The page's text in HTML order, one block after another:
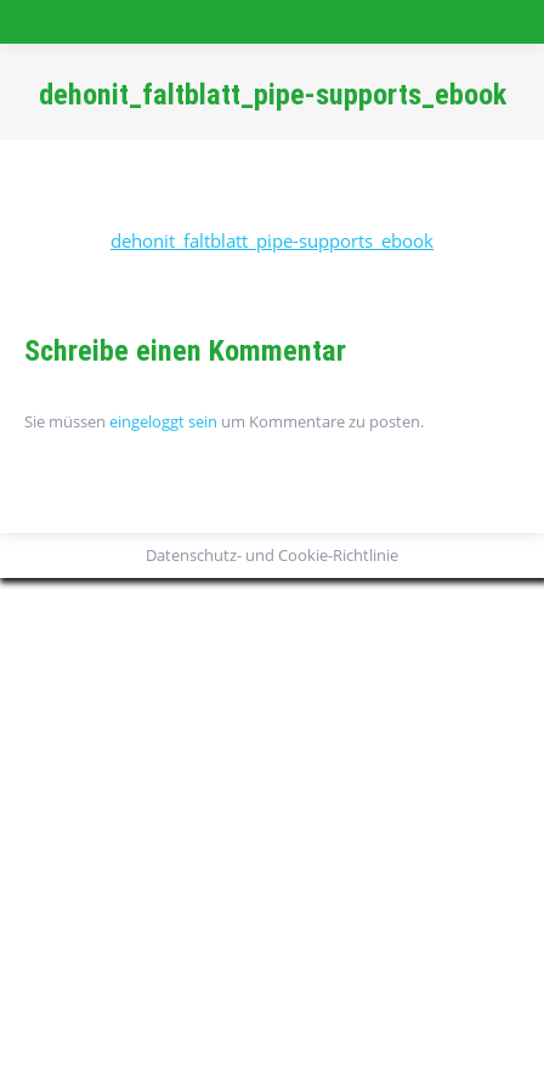
dehonit_faltblatt_pipe-supports_ebook
dehonit_faltblatt_pipe-supports_ebook
Schreibe einen Kommentar
Sie müssen eingeloggt sein um Kommentare zu posten.
Datenschutz- und Cookie-Richtlinie